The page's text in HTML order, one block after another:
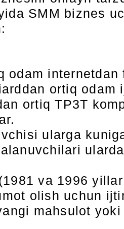
SMM biznes
odam
ortiq odam
ortiq TP3T
ularga
va 1996
olish uchun
mahsulot